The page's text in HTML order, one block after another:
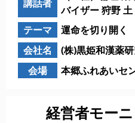
講話者
バイザー 狩野 土
テーマ
運命を切り開く
会社名
(株)黒姫和漢薬
会場
本郷ふれあいセ
経営者モー